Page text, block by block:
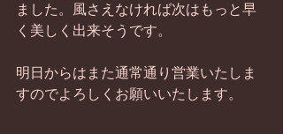
ました。風さえなければ次はもっと早
く美しく出来そうです。
明日からはまた通常通り営業いたしま
すのでよろしくお願いいたします。